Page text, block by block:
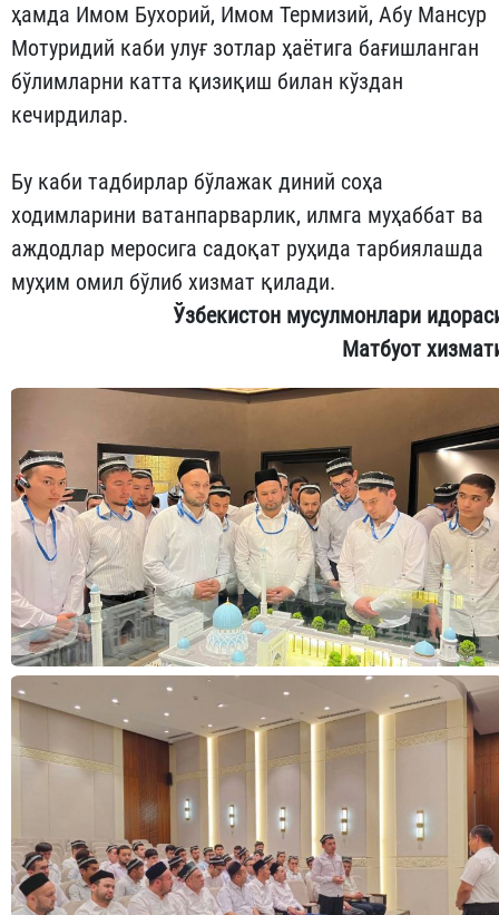
ҳамда Имом Бухорий, Имом Термизий, Абу Мансур
Мотуридий каби улуғ зотлар ҳаётига бағишланган
бўлимларни катта қизиқиш билан кўздан
кечирдилар.
Бу каби тадбирлар бўлажак диний соҳа
ходимларини ватанпарварлик, илмга муҳаббат ва
аждодлар меросига садоқат руҳида тарбиялашда
муҳим омил бўлиб хизмат қилади.
Ўзбекистон мусулмонлари
Матбуот